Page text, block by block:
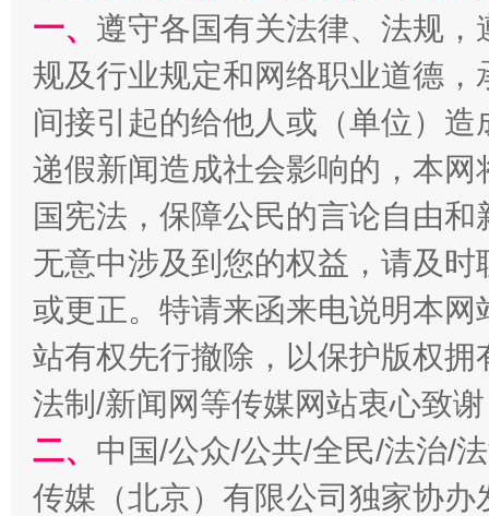
揭开“小金库”的免责幌子
一、 遵守各国有关法律、法规
规及行业规定和网络职业道德
间接引起的给他人或（单位）
递假新闻造成社会影响的，本
国宪法，保障公民的言论自由
无意中涉及到您的权益，请及
或更正。特请来函来电说明本
站有权先行撤除，以保护版权
法制/新闻网等传媒网站衷心致
二、 中国/公众/公共/全民/法治/
传媒（北京）有限公司独家协